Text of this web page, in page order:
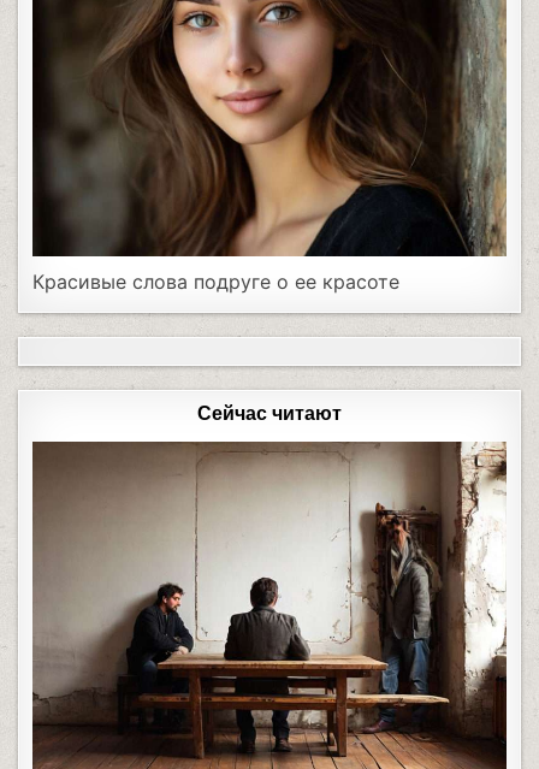
Красивые слова подруге о ее красоте
Сейчас читают